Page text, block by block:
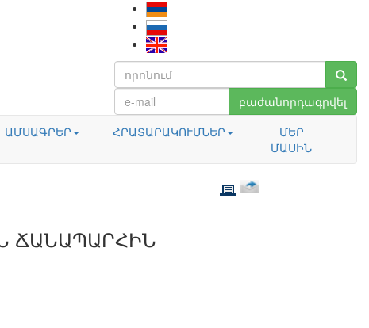
բաժանորդագրվել
ԱՄՍԱԳՐԵՐ ՀՐԱՏԱՐԱԿՈՒՄՆԵՐ
ՄԵՐ
ՄԱՍԻՆ
ՃԱՆԱՊԱՐՀԻՆ